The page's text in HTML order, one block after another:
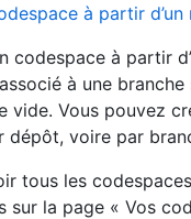
à partir d’un
codespace à partir
à une
vide. Vous pouvez
dépôt, voire par
tous les
sur la page « Vos